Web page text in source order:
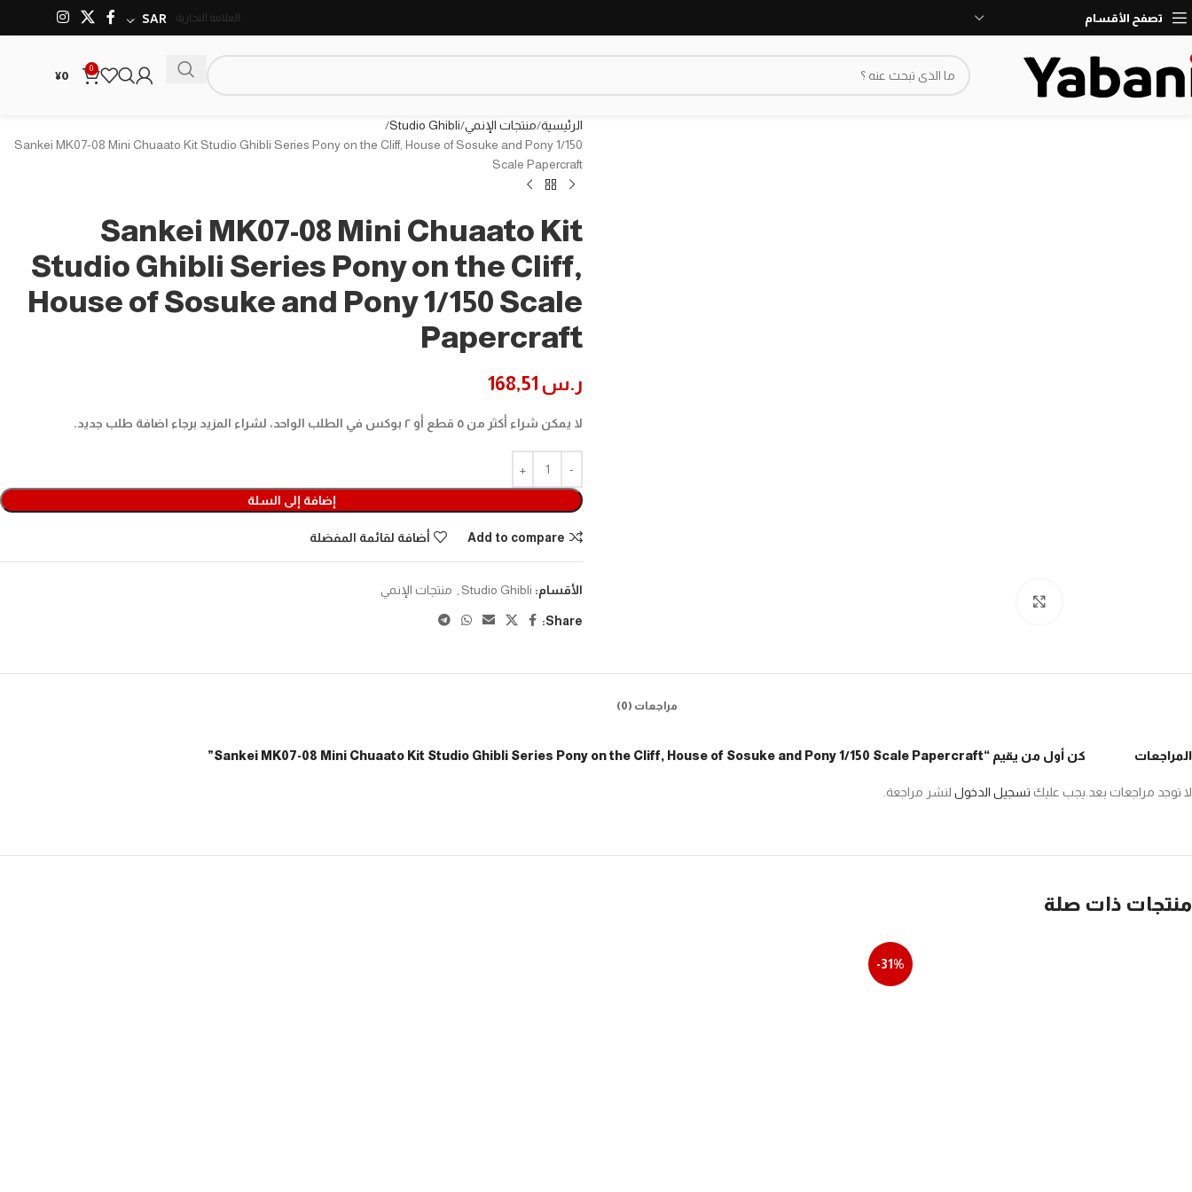
تصفح الأقسام العلامة التجارية SAR
0
¥0
الرئيسية منتجات الإنمي Studio Ghibli
Sankei MK07-08 Mini Chuaato Kit Studio Ghibli Series Pony on the Cliff, House of Sosuke and Pony 1/150
Scale Papercraft
Sankei MK07-08 Mini Chuaato Kit
Studio Ghibli Series Pony on the Cliff,
House of Sosuke and Pony 1/150 Scale
Papercraft
ر.س
لا يمكن شراء أكثر من ٥ قطع أو ٢ بوكس في الطلب الواحد، لشراء المزيد برجاء اضافة طلب جديد.
إضافة إلى السلة
Add to compare أضافة لقائمة المفضلة
الأقسام: Studio Ghibli منتجات الإنمي
Share:
مراجعات (0)
المراجعات
لا توجد مراجعات بعد.
كن أول من يقيم “Sankei MK07-08 Mini Chuaato Kit Studio Ghibli Series Pony on the Cliff, House of Sosuke and Pony 1/150 Scale Papercraft”
يجب عليك تسجيل الدخول لنشر مراجعة.
منتجات ذات صلة
-31%